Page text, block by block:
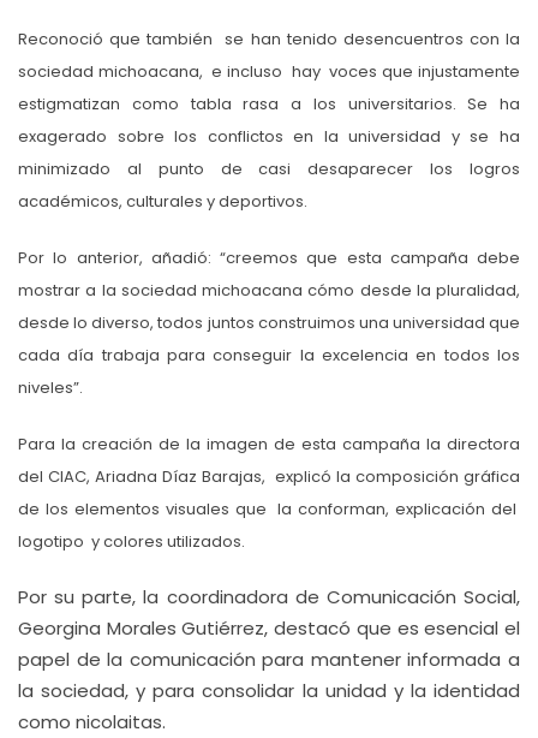
Reconoció que también se han tenido desencuentros con la
sociedad michoacana, e incluso hay voces que injustamente
estigmatizan como tabla rasa a los universitarios. Se ha
exagerado sobre los conflictos en la universidad y se ha
minimizado al punto de casi desaparecer los logros
académicos, culturales y deportivos.
Por lo anterior, añadió: “creemos que esta campaña debe
mostrar a la sociedad michoacana cómo desde la pluralidad,
desde lo diverso, todos juntos construimos una universidad que
cada día trabaja para conseguir la excelencia en todos los
niveles”.
Para la creación de la imagen de esta campaña la directora
del CIAC, Ariadna Díaz Barajas, explicó la composición gráfica
de los elementos visuales que la conforman, explicación del
logotipo y colores utilizados.
Por su parte, la coordinadora de Comunicación Social,
Georgina Morales Gutiérrez, destacó que es esencial el
papel de la comunicación para mantener informada a
la sociedad, y para consolidar la unidad y la identidad
como nicolaitas.